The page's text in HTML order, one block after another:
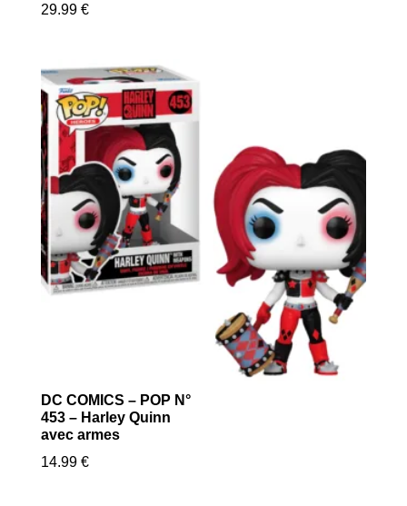
29.99 €
DC COMICS – POP N°
453 – Harley Quinn
avec armes
14.99 €